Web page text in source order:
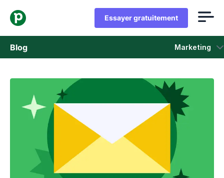
Essayer gratuitement
Blog Marketing
Ventes
Marketing
Actus Produit
Études de cas
S'ouvre dans une nouvelle fenêtre